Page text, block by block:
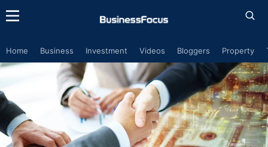
Home Business Investment Videos Bloggers Property